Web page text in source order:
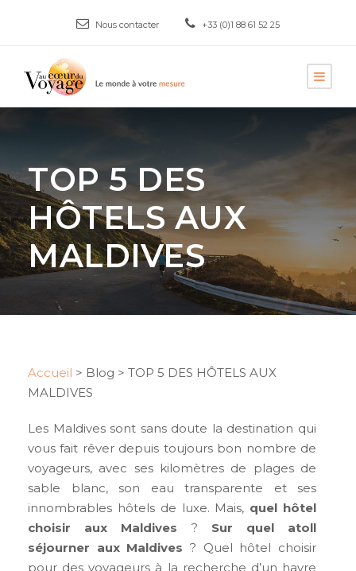
Nous contacter +33 (0)1 88 61 52 25
TOP 5 DES
HÔTELS AUX
MALDIVES
Accueil > Blog > TOP 5 DES HÔTELS AUX
MALDIVES
Les Maldives sont sans doute la destination qui
vous fait rêver depuis toujours bon nombre de
voyageurs, avec ses kilomètres de plages de
sable blanc, son eau transparente et ses
innombrables hôtels de luxe. Mais, quel hôtel
choisir aux Maldives ? Sur quel atoll
séjourner aux Maldives ? Quel hôtel choisir
pour des voyageurs à la recherche d’un havre